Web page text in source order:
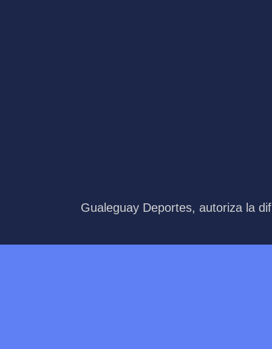
Gualeguay Deportes, autoriza la